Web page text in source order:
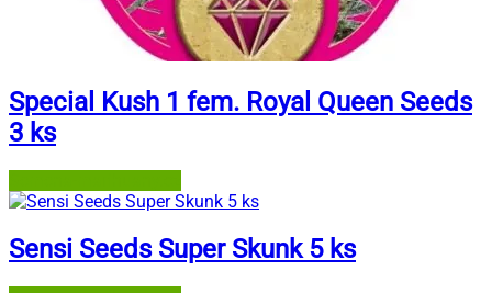
Special Kush 1 fem. Royal Queen Seeds
3 ks
Sensi Seeds Super Skunk 5 ks